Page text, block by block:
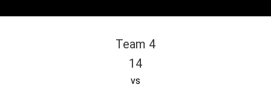
Team 4
14
vs